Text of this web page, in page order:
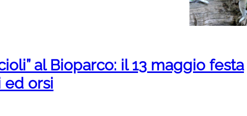
al Bioparco: il 13 maggio festa
ed orsi